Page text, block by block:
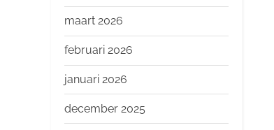
h
maart 2026
februari 2026
januari 2026
december 2025